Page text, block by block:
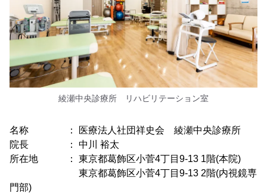
綾瀬中央診療所 リハビリテーション室
名称 ： 医療法人社団祥史会 綾瀬中央診療所
院長 ： 中川 裕太
所在地 ： 東京都葛飾区小菅4丁目9-13 1階(本院)
東京都葛飾区小菅4丁目9-13 2階(内視鏡専
門部)